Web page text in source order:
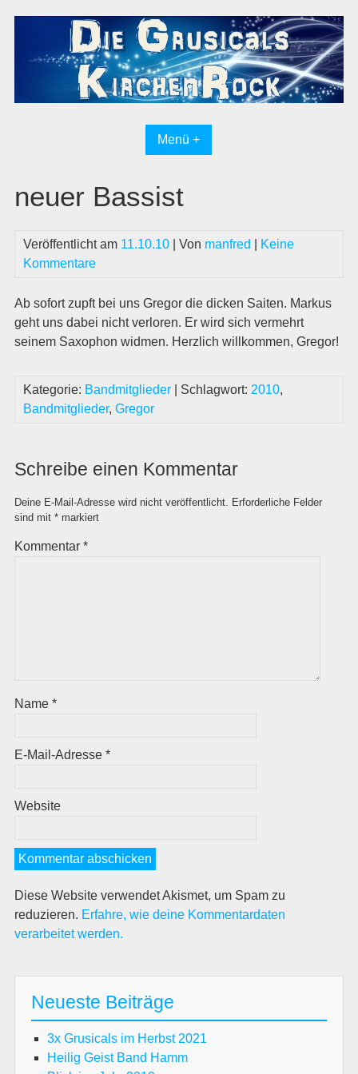
Menü +
neuer Bassist
Veröffentlicht am 11.10.10| Von manfred
Keine
Kommentare
Ab sofort zupft bei uns Gregor die dicken Saiten. Markus
geht uns dabei nicht verloren. Er wird sich vermehrt
seinem Saxophon widmen. Herzlich willkommen, Gregor!
Kategorie: Bandmitglieder| Schlagwort: 2010,
Bandmitglieder, Gregor
Schreibe einen Kommentar
Deine E-Mail-Adresse wird nicht veröffentlicht. Erforderliche Felder
sind mit *markiert
Kommentar *
Name *
E-Mail-Adresse *
Website
Diese Website verwendet Akismet, um Spam zu
reduzieren. Erfahre, wie deine Kommentardaten
verarbeitet werden.
Neueste Beiträge
3x Grusicals im Herbst 2021
Heilig Geist Band Hamm